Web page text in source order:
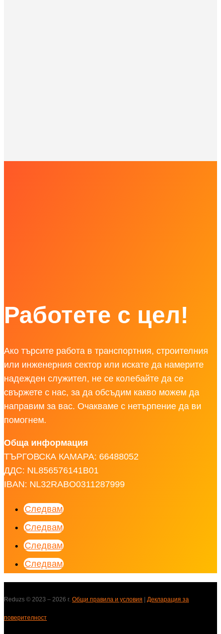
Работете с цел!
Ако търсите работа в транспортния, строителния
или инженерния сектор или искате да намерите
надежден служител, не се колебайте да се
свържете с нас, за да обсъдим какво можем да
направим за вас. Очакваме с нетърпение да ви
помогнем.
Обща информация
ТЪРГОВСКА КАМАРА: 66488052
ДДС: NL856576141B01
IBAN: NL32RABO0311287999
Следвам
Следвам
Следвам
Следвам
Reduzs © 2023 – 2026 г. Общи правила и условия | Декларация за
поверителност